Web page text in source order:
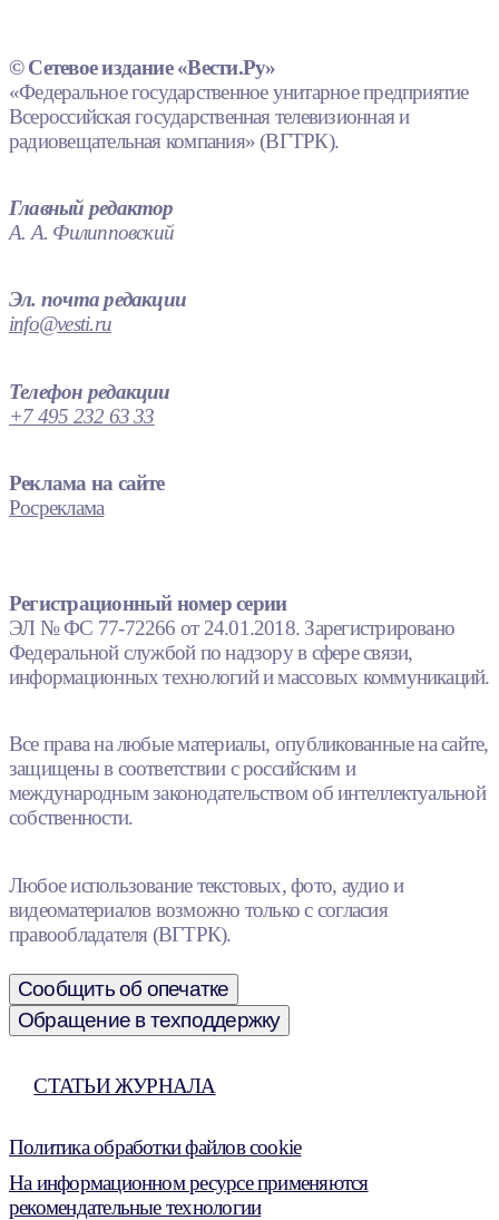
© Сетевое издание «Вести.Ру»
«Федеральное государственное унитарное предприятие
Всероссийская государственная телевизионная и
радиовещательная компания» (ВГТРК).
Главный редактор
А. А. Филипповский
Эл. почта редакции
info@vesti.ru
Телефон редакции
+7 495 232 63 33
Реклама на сайте
Росреклама
Регистрационный номер серии
ЭЛ № ФС 77-72266 от 24.01.2018. Зарегистрировано
Федеральной службой по надзору в сфере связи,
информационных технологий и массовых коммуникаций.
Все права на любые материалы, опубликованные на сайте,
защищены в соответствии с российским и
международным законодательством об интеллектуальной
собственности.
Любое использование текстовых, фото, аудио и
видеоматериалов возможно только с согласия
правообладателя (ВГТРК).
Сообщить об опечатке
Обращение в техподдержку
СТАТЬИ ЖУРНАЛА
Политика обработки файлов cookie
На информационном ресурсе применяются
рекомендательные технологии